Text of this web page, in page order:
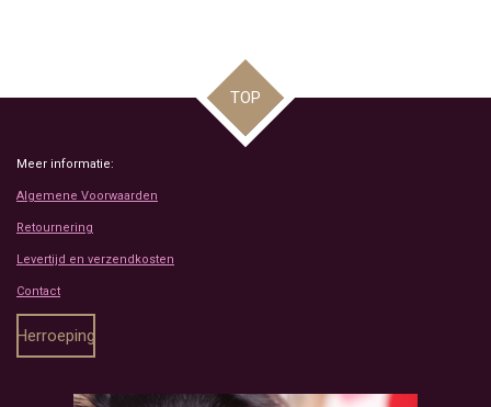
TOP
Meer informatie:
Algemene Voorwaarden
Retournering
Levertijd en verzendkosten
Contact
Herroeping